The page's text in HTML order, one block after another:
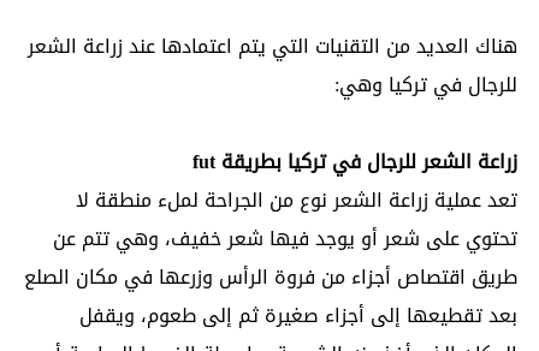
هناك العديد من التقنيات التي يتم اعتمادها عند زراعة الشعر
للرجال في تركيا وهي:
زراعة الشعر للرجال في تركيا بطريقة fut
تعد عملية زراعة الشعر نوع من الجراحة لملء منطقة لا
تحتوي على شعر أو يوجد فيها شعر خفيف، وهي تتم عن
طريق اقتصاص أجزاء من فروة الرأس وزرعها في مكان الصلع
بعد تقطيعها إلى أجزاء صغيرة ثم إلى طعوم، ويقفل